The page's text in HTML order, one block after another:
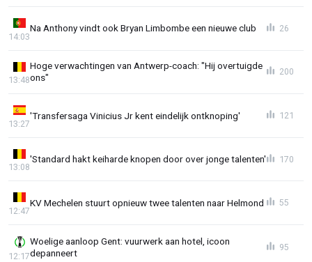
Na Anthony vindt ook Bryan Limbombe een nieuwe club
14:03
26
Hoge verwachtingen van Antwerp-coach: "Hij overtuigde
ons"
13:48
200
'Transfersaga Vinicius Jr kent eindelijk ontknoping'
13:27
121
'Standard hakt keiharde knopen door over jonge talenten'
13:08
170
KV Mechelen stuurt opnieuw twee talenten naar Helmond
12:47
55
Woelige aanloop Gent: vuurwerk aan hotel, icoon
depanneert
12:17
95